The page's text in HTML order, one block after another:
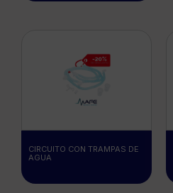
CIRCUITO CON TRAMPAS DE
AGUA